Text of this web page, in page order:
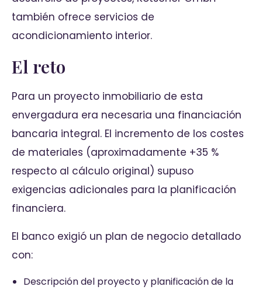
también ofrece servicios de
acondicionamiento interior.
El reto
Para un proyecto inmobiliario de esta
envergadura era necesaria una financiación
bancaria integral. El incremento de los costes
de materiales (aproximadamente +35 %
respecto al cálculo original) supuso
exigencias adicionales para la planificación
financiera.
El banco exigió un plan de negocio detallado
con:
Descripción del proyecto y planificación de la